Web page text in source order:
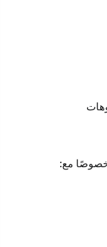
خصوصًا مع: